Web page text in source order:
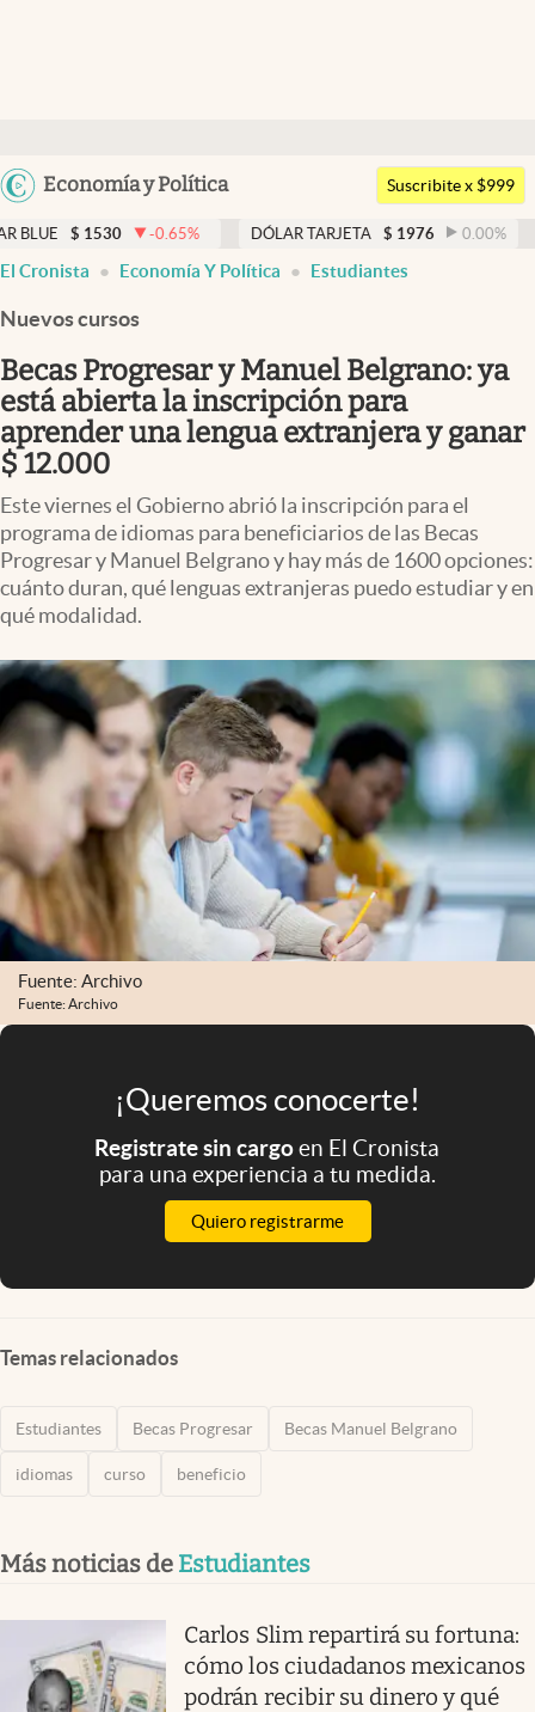
Argentina
Uruguay
Economía y Política
Members
Economía y Política
Finanzas y Mercados
Mercados Online
Negocios
Columnistas
Otras secciones
Apertura
Infotechnology
Clase
Mundial 2026
Eventos Corporativos
El Cronista Studio
abre en nueva pestaña
Argentina
Suscribite x $999
-0.65% DÓLAR TARJETA $ 1976 0.00 % DÓLAR
El Cronista Economía Y Política Estudiantes
Nuevos cursos
Becas Progresar y Manuel Belgrano: ya
está abierta la inscripción para
aprender una lengua extranjera y ganar
$ 12.000
Este viernes el Gobierno abrió la inscripción para el
programa de idiomas para beneficiarios de las Becas
Progresar y Manuel Belgrano y hay más de 1600 opciones:
cuánto duran, qué lenguas extranjeras puedo estudiar y en
qué modalidad.
Fuente: Archivo
Fuente: Archivo
¡Queremos conocerte!
Registrate sin cargoen El Cronista
para una experiencia a tu medida.
Quiero registrarme
Temas relacionados
Estudiantes Becas Progresar Becas Manuel Belgrano
idiomas curso beneficio
Más noticias de Estudiantes
Carlos Slim repartirá su fortuna:
cómo los ciudadanos mexicanos
podrán recibir su dinero y qué